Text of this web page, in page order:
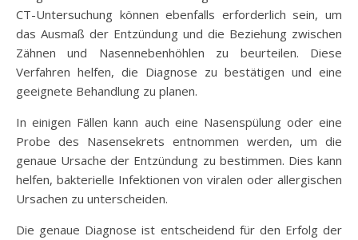
CT-Untersuchung können ebenfalls erforderlich sein, um
das Ausmaß der Entzündung und die Beziehung zwischen
Zähnen und Nasennebenhöhlen zu beurteilen. Diese
Verfahren helfen, die Diagnose zu bestätigen und eine
geeignete Behandlung zu planen.
In einigen Fällen kann auch eine Nasenspülung oder eine
Probe des Nasensekrets entnommen werden, um die
genaue Ursache der Entzündung zu bestimmen. Dies kann
helfen, bakterielle Infektionen von viralen oder allergischen
Ursachen zu unterscheiden.
Die genaue Diagnose ist entscheidend für den Erfolg der